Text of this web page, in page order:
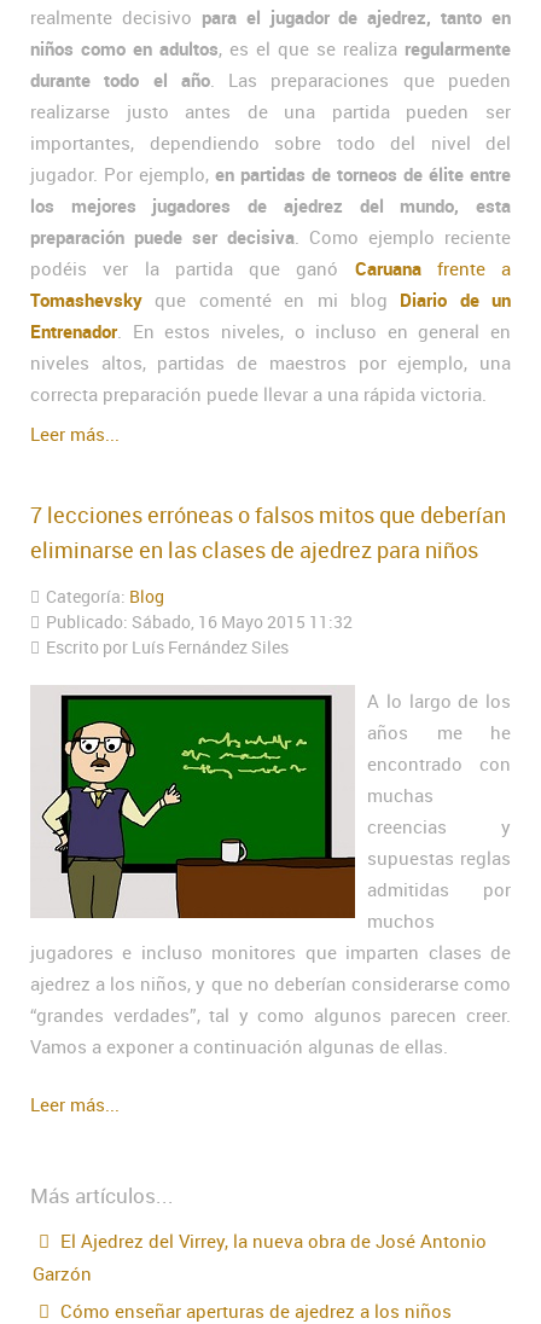
realmente decisivo para el jugador de ajedrez, tanto en
niños como en adultos, es el que se realiza regularmente
durante todo el año. Las preparaciones que pueden
realizarse justo antes de una partida pueden ser
importantes, dependiendo sobre todo del nivel del
jugador. Por ejemplo, en partidas de torneos de élite entre
los mejores jugadores de ajedrez del mundo, esta
preparación puede ser decisiva . Como ejemplo reciente
podéis ver la partida que ganó Caruanafrente a
Tomashevsky que comenté en mi blog Diario de un
Entrenador. En estos niveles, o incluso en general en
niveles altos, partidas de maestros por ejemplo, una
correcta preparación puede llevar a una rápida victoria.
Leer más...
7 lecciones erróneas o falsos mitos que deberían
eliminarse en las clases de ajedrez para niños
Categoría: Blog
Publicado: Sábado, 16 Mayo 2015 11:32
Escrito por Luís Fernández Siles
A lo largo de los
años me he
encontrado con
muchas
creencias y
supuestas reglas
admitidas por
muchos
jugadores e incluso monitores que imparten clases de
ajedrez a los niños, y que no deberían considerarse como
“grandes verdades”, tal y como algunos parecen creer.
Vamos a exponer a continuación algunas de ellas.
Leer más...
Más artículos...
El Ajedrez del Virrey, la nueva obra de José Antonio
Garzón
Cómo enseñar aperturas de ajedrez a los niños